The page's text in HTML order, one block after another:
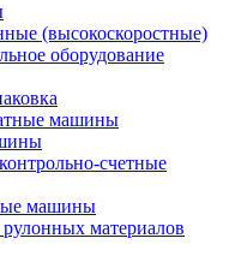
(высокоскоростные)
оборудование
машины
счетные
машины
материалов